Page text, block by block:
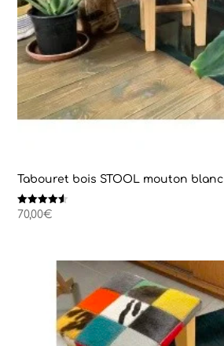
Tabouret bois STOOL mouton blanc
Note
4.50
70,00€